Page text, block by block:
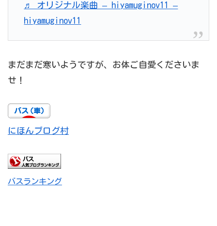
♬ オリジナル楽曲 – hiyamuginov11 –
hiyamuginov11
まだまだ寒いようですが、お体ご自愛くださいま
せ！
にほんブログ村
バスランキング